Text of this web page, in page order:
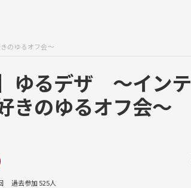
のゆるオフ会〜
】ゆるデザ 〜インテ
きのゆるオフ会〜
過去参加 525人